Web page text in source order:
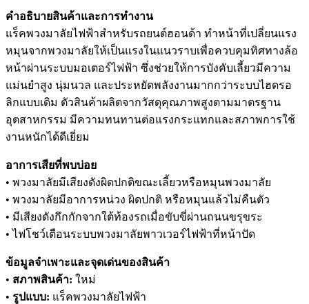
คำอธิบายสินค้าและการทำงาน
แร็คพวงมาลัยไฟฟ้าสำหรับรถยนต์ฮอนด้า ทำหน้าที่เปลี่ยนแรง
หมุนจากพวงมาลัยให้เป็นแรงในแนวราบเพื่อควบคุมทิศทางล้อ
หน้าผ่านระบบมอเตอร์ไฟฟ้า ซึ่งช่วยให้การบังคับเลี้ยวมีความ
แม่นยำสูง นุ่มนวล และประหยัดพลังงานมากกว่าระบบไฮดรอ
ลิกแบบเดิม ตัวสินค้าผลิตจากวัสดุคุณภาพสูงตามมาตรฐาน
อุตสาหกรรม มีความทนทานต่อแรงกระแทกและสภาพการใช้
งานหนักได้ดีเยี่ยม
อาการเสียที่พบบ่อย
• พวงมาลัยมีเสียงดังผิดปกติขณะเลี้ยวหรือหมุนพวงมาลัย
• พวงมาลัยมีอาการหน่วง ผิดปกติ หรือหมุนแล้วไม่คืนตัว
• มีเสียงดังกึกกักจากใต้ท้องรถเมื่อขับขี่ผ่านถนนขรุขระ
• ไฟโชว์เตือนระบบพวงมาลัยพาวเวอร์ไฟฟ้าที่หน้าปัด
ข้อมูลจำเพาะและจุดเด่นของสินค้า
• สภาพสินค้า: ใหม่
• รูปแบบ: แร็คพวงมาลัยไฟฟ้า